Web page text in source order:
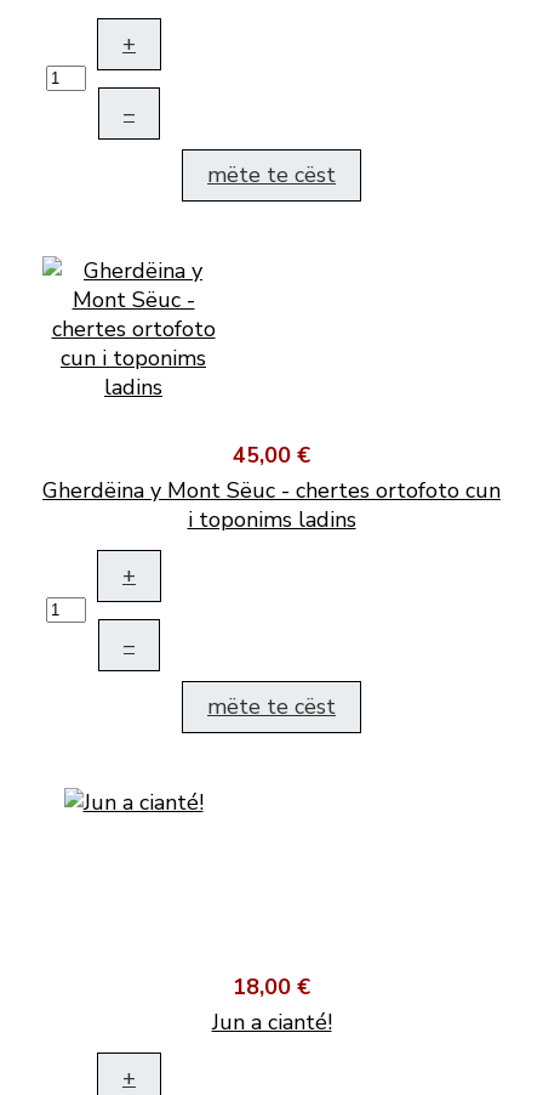
+
–
mëte te cëst
45,00 €
Gherdëina y Mont Sëuc - chertes ortofoto cun
i toponims ladins
+
–
mëte te cëst
18,00 €
Jun a cianté!
+